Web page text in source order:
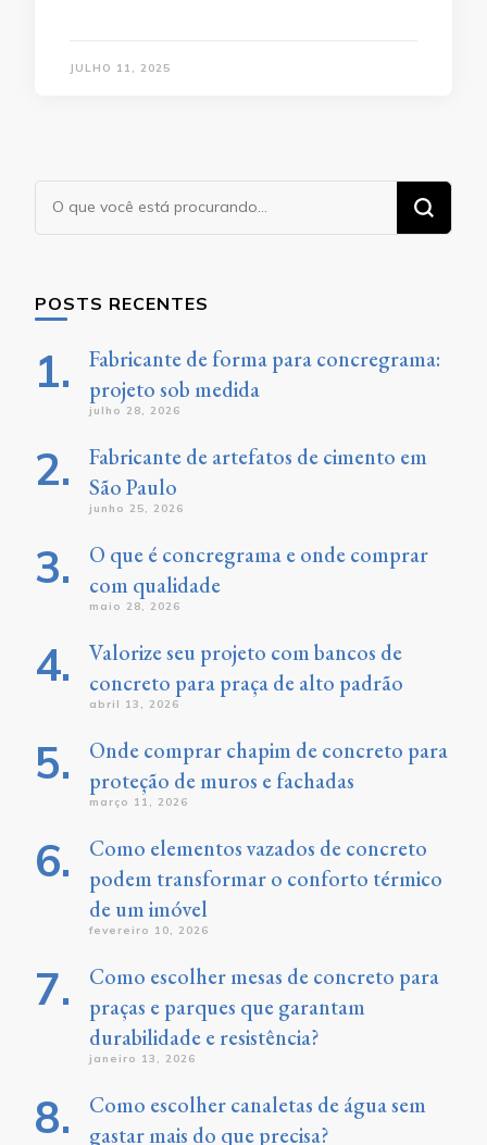
JULHO 11, 2025
Procurando
POSTS RECENTES
Fabricante de forma para concregrama:
projeto sob medida
julho 28, 2026
Fabricante de artefatos de cimento em
São Paulo
junho 25, 2026
O que é concregrama e onde comprar
com qualidade
maio 28, 2026
Valorize seu projeto com bancos de
concreto para praça de alto padrão
abril 13, 2026
Onde comprar chapim de concreto para
proteção de muros e fachadas
março 11, 2026
Como elementos vazados de concreto
podem transformar o conforto térmico
de um imóvel
fevereiro 10, 2026
Como escolher mesas de concreto para
praças e parques que garantam
durabilidade e resistência?
janeiro 13, 2026
Como escolher canaletas de água sem
gastar mais do que precisa?